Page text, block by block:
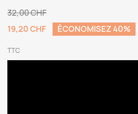
32,00 CHF
19,20 CHF
ÉCONOMISEZ 40%
TTC